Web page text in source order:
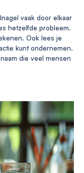
vaak door elkaar
hetzelfde probleem.
Ook lees je
kunt ondernemen.
die veel mensen